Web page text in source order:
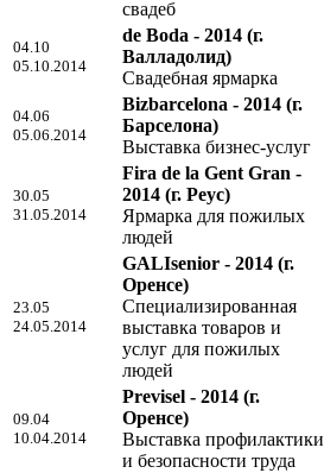
свадеб
04.10
05.10.2014
de Boda - 2014 (г.
Валладолид)
Свадебная ярмарка
04.06
05.06.2014
Bizbarcelona - 2014 (г.
Барселона)
Выставка бизнес-услуг
30.05
31.05.2014
Fira de la Gent Gran -
2014 (г. Реус)
Ярмарка для пожилых
людей
23.05
24.05.2014
GALIsenior - 2014 (г.
Оренсе)
Специализированная
выставка товаров и
услуг для пожилых
людей
09.04
10.04.2014
Previsel - 2014 (г.
Оренсе)
Выставка профилактики
и безопасности труда